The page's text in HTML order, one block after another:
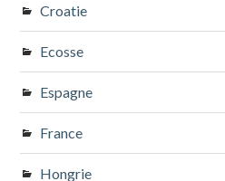
Croatie
Ecosse
Espagne
France
Hongrie